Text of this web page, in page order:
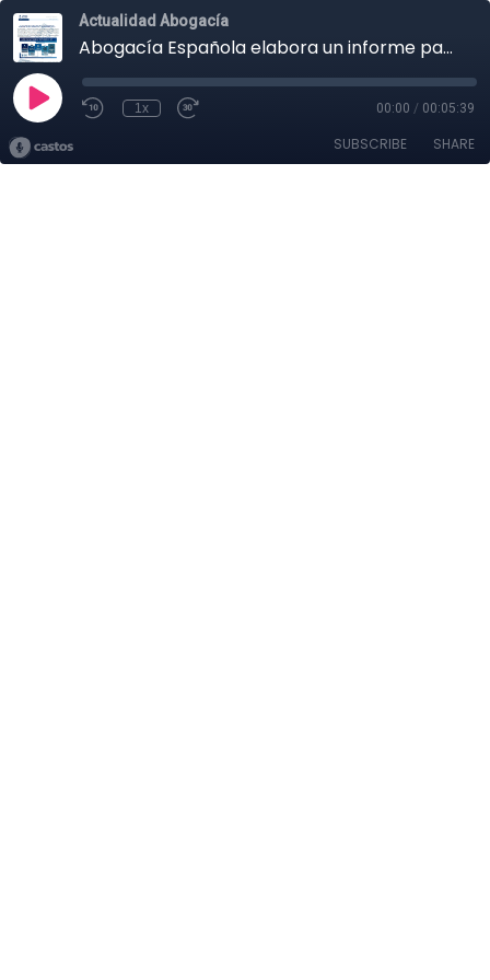
Actualidad Abogacía
Abogacía Española elabora un informe para analizar la tramitación parlamentaria de la Pasarela al RETA
1x 00:00 / 00:05:39
SUBSCRIBE SHARE